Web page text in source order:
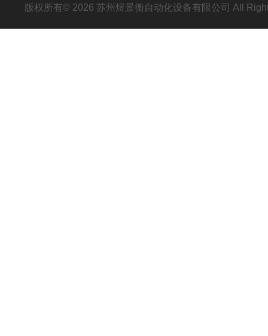
版权所有© 2026 苏州煜景衡自动化设备有限公司 All